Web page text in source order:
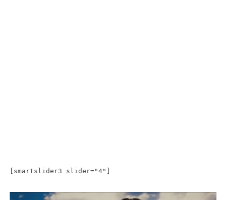
[smartslider3 slider="4"]